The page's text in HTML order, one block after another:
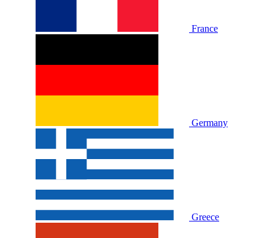
France
Germany
Greece